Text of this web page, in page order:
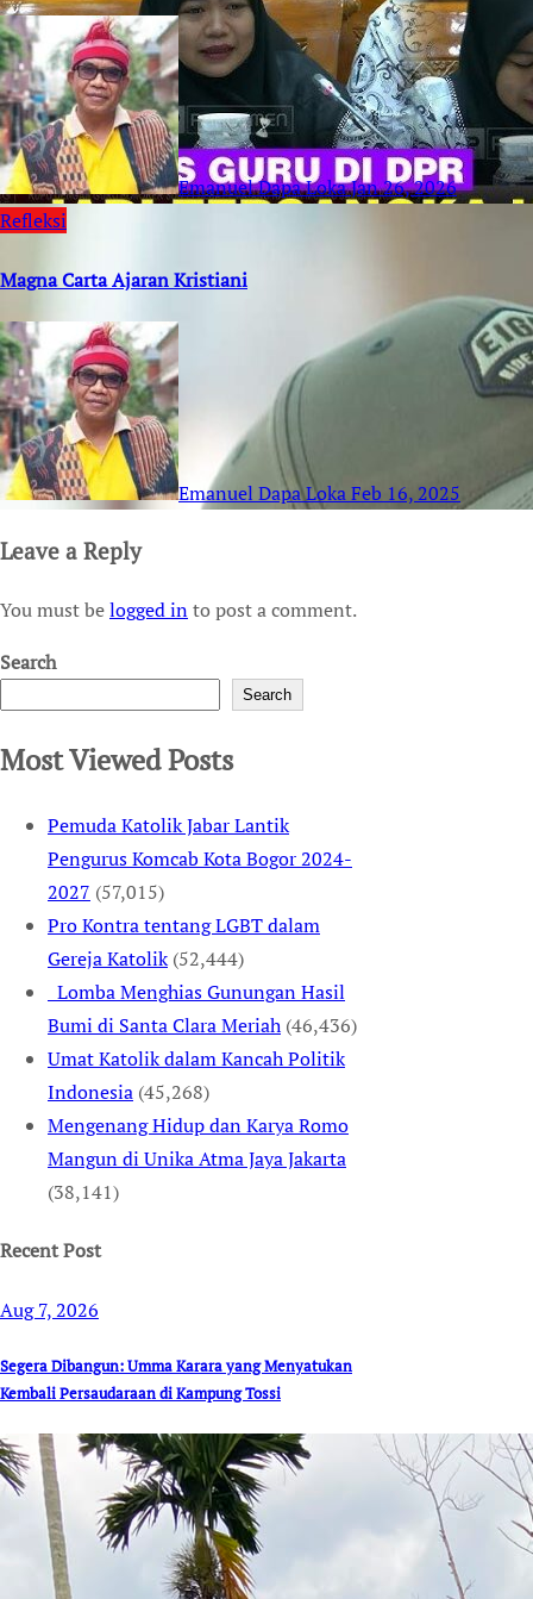
Emanuel Dapa LokaJan 26, 2026
Refleksi
Magna Carta Ajaran Kristiani
Emanuel Dapa LokaFeb 16, 2025
Leave a Reply
You must belogged into post a comment.
Search
Search
Most Viewed Posts
Pemuda Katolik Jabar Lantik
Pengurus Komcab Kota Bogor 2024-
2027 (57,015)
Pro Kontra tentang LGBT dalam
Gereja Katolik (52,444)
Lomba Menghias Gunungan Hasil
Bumi di Santa Clara Meriah (46,436)
Umat Katolik dalam Kancah Politik
Indonesia (45,268)
Mengenang Hidup dan Karya Romo
Mangun di Unika Atma Jaya Jakarta
(38,141)
Recent Post
Aug 7, 2026
Segera Dibangun: Umma Karara yang Menyatukan
Kembali Persaudaraan di Kampung Tossi